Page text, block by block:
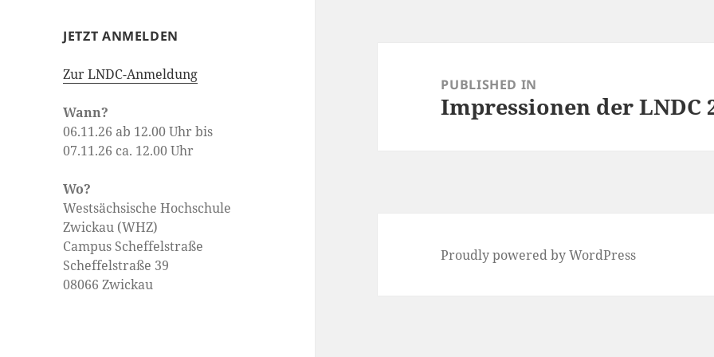
JETZT ANMELDEN
Zur LNDC-Anmeldung
Wann?
06.11.26 ab 12.00 Uhr bis
07.11.26 ca. 12.00 Uhr
Wo?
Westsächsische Hochschule
Zwickau (WHZ)
Campus Scheffelstraße
Scheffelstraße 39
08066 Zwickau
navigationPUBLISHED IN
Impressionen der LNDC
Proudly powered by WordPress